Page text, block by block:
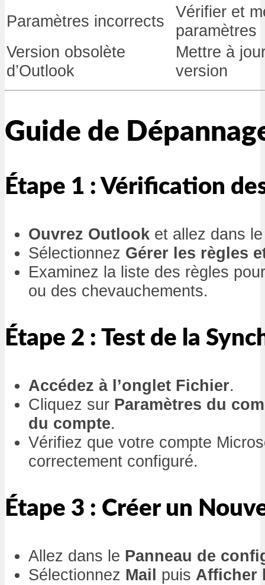
Paramètres incorrects
Vérifier et
paramètres
Version obsolète
d’Outlook
Mettre à
version
Guide de
Étape 1 : Vérification
Ouvrez Outlook et allez dans
Sélectionnez Gérer les règles
Examinez la liste des règles
ou des chevauchements.
Étape 2 : Test de la
Accédez à l’onglet Fichier.
Cliquez sur Paramètres du
du compte.
Vérifiez que votre compte
correctement configuré.
Étape 3 : Créer un
Allez dans le Panneau de
Sélectionnez Mail puis Afficher